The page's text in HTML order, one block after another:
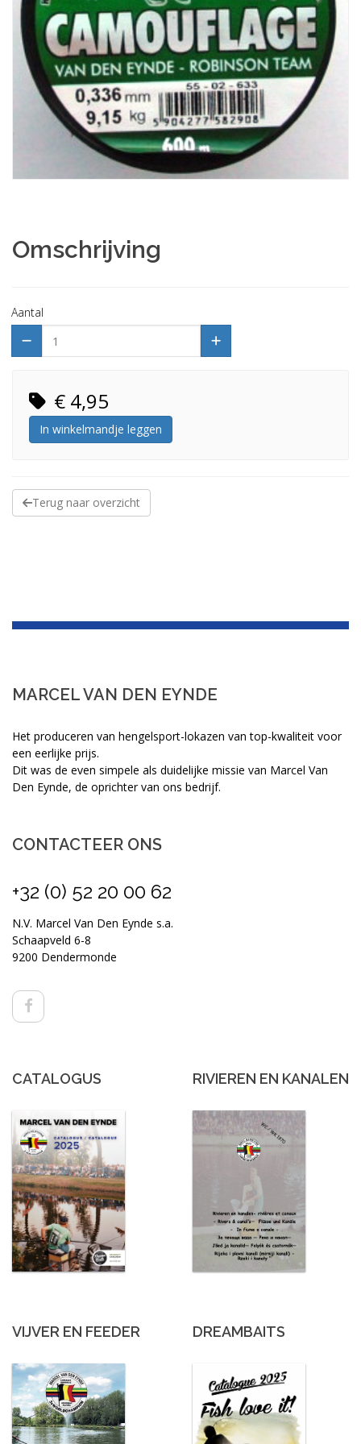
Omschrijving
Aantal
€ 4,95
In winkelmandje leggen
Terug naar overzicht
MARCEL VAN DEN EYNDE
Het produceren van hengelsport-lokazen van top-kwaliteit voor
een eerlijke prijs.
Dit was de even simpele als duidelijke missie van Marcel Van
Den Eynde, de oprichter van ons bedrijf.
CONTACTEER ONS
+32 (0) 52 20 00 62
N.V. Marcel Van Den Eynde s.a.
Schaapveld 6-8
9200 Dendermonde
CATALOGUS RIVIEREN EN KANALEN
VIJVER EN FEEDER DREAMBAITS